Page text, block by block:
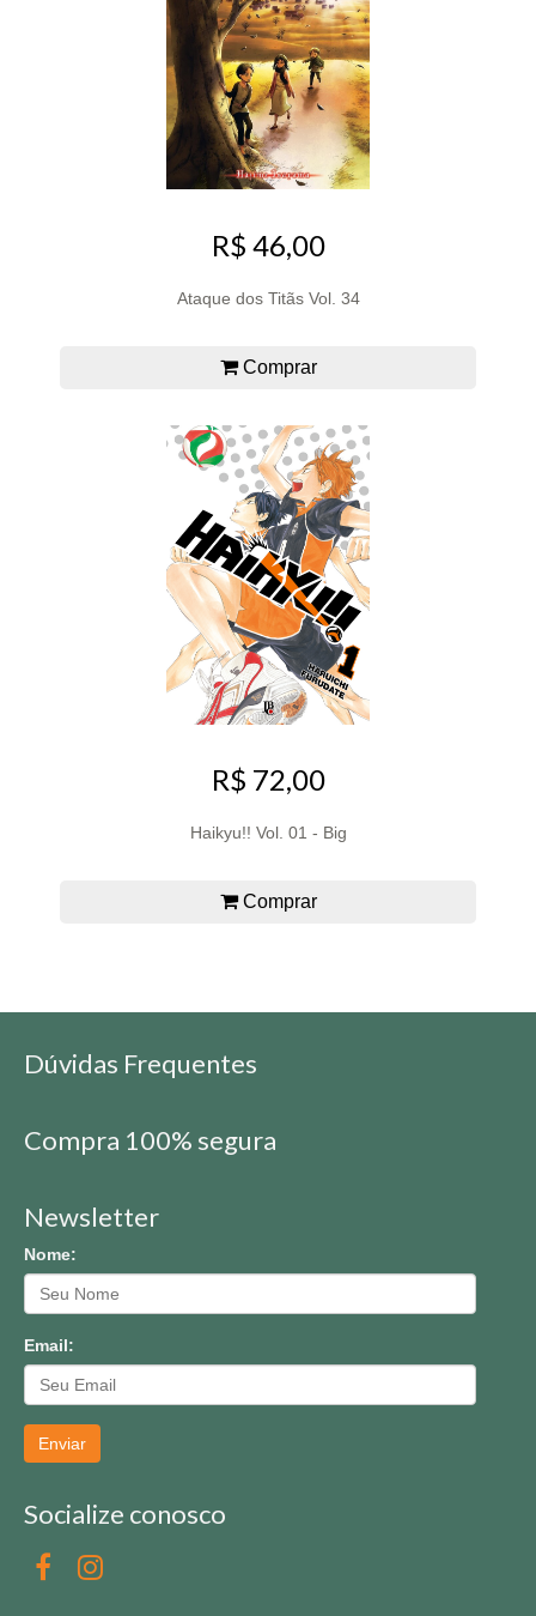
R$ 46,00
Ataque dos Titãs Vol. 34
Comprar
R$ 72,00
Haikyu!! Vol. 01 - Big
Comprar
Dúvidas Frequentes
Compra 100% segura
Newsletter
Nome:
Email:
Enviar
Socialize conosco